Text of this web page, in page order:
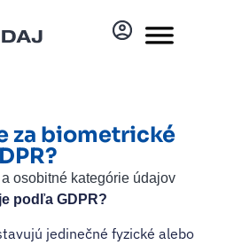
za biometrické
osobitné kategórie údajov
podľa GDPR?
jedinečné fyzické alebo